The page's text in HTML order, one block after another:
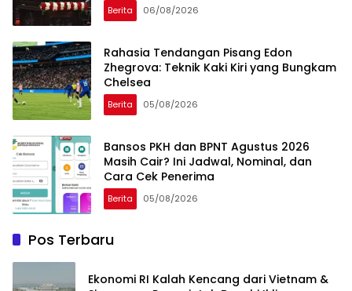
Berita 06/08/2026
Rahasia Tendangan Pisang Edon
Zhegrova: Teknik Kaki Kiri yang Bungkam
Chelsea
Berita 05/08/2026
Bansos PKH dan BPNT Agustus 2026
Masih Cair? Ini Jadwal, Nominal, dan
Cara Cek Penerima
Berita 05/08/2026
Pos Terbaru
Ekonomi RI Kalah Kencang dari Vietnam &